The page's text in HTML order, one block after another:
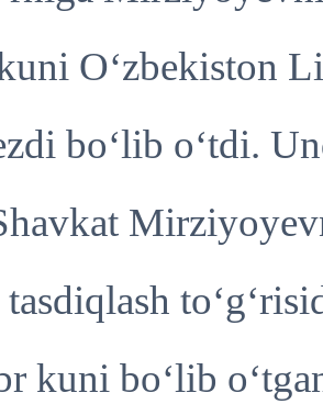
O‘zbekiston
bo‘lib o‘tdi.
kuni bo‘lib